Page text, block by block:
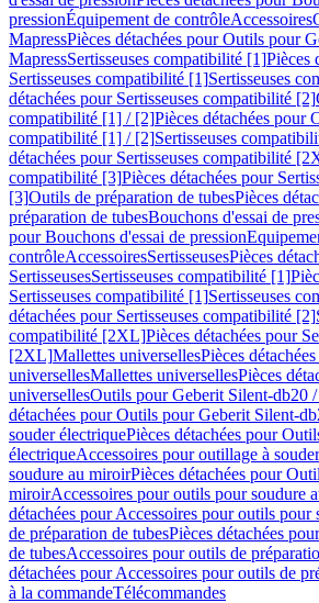
pressionÉquipement de contrôleAccessoires
MapressPièces détachées pour Outils pour
MapressSertisseuses compatibilité [1]Pièces
Sertisseuses compatibilité [1]Sertisseuses
détachées pour Sertisseuses compatibilité [2]
compatibilité [1] / [2]Pièces détachées pour
compatibilité [1] / [2]Sertisseuses
détachées pour Sertisseuses compatibilité
compatibilité [3]Pièces détachées pour
[3]Outils de préparation de tubesPièces
préparation de tubesBouchons d'essai de
pour Bouchons d'essai de pression
contrôleAccessoiresSertisseusesPièces
SertisseusesSertisseuses compatibilité [1]
Sertisseuses compatibilité [1]Sertisseuses
détachées pour Sertisseuses compatibilité [2]
compatibilité [2XL]Pièces détachées pour
[2XL]Mallettes universellesPièces
universellesMallettes universellesPièces
universellesOutils pour Geberit Silent-db20
détachées pour Outils pour Geberit Silent-
souder électriquePièces détachées pour
électriqueAccessoires pour outillage à
soudure au miroirPièces détachées pour
miroirAccessoires pour outils pour soudure
détachées pour Accessoires pour outils pour
de préparation de tubesPièces détachées
de tubesAccessoires pour outils de
détachées pour Accessoires pour outils de
à la commandeTélécommandes